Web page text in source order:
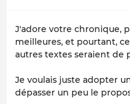
J'adore votre chronique,
meilleures, et pourtant,
autres textes seraient de
Je voulais juste adopter
dépasser un peu le